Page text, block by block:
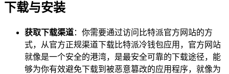
下载与安装
获取下载渠道：你需要通过访问比特派官方网站的方
式，从官方正规渠道下载比特派冷钱包应用，官方网站
就像是一个安全的港湾，是最安全可靠的下载途径，能
够为你有效避免下载到被恶意篡改的应用程序，就像为